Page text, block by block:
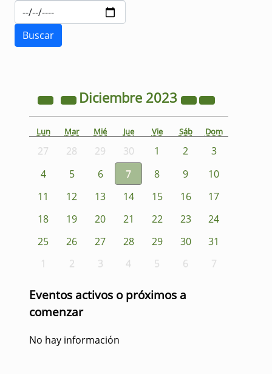
Diciembre 2023
Lun Mar Mié Jue Vie Sáb Dom
27 28 29 30 1 2
3
4
5 6 7 8 9
10
11
12 13 14 15 16
17
18
19 20 21 22 23
24
25
26 27 28 29 30
31
1
2 3 4 5 6 7
Eventos activos o próximos a
comenzar
No hay información